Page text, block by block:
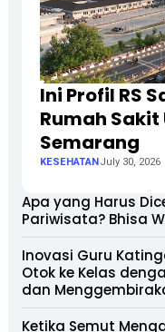
Ini Profil RS
Rumah
Semarang
KESEHATAN July 30, 2026
Apa yang Harus
Pariwisata? Bhisa
Inovasi Guru
Otok ke Kelas
dan
Ketika Semut